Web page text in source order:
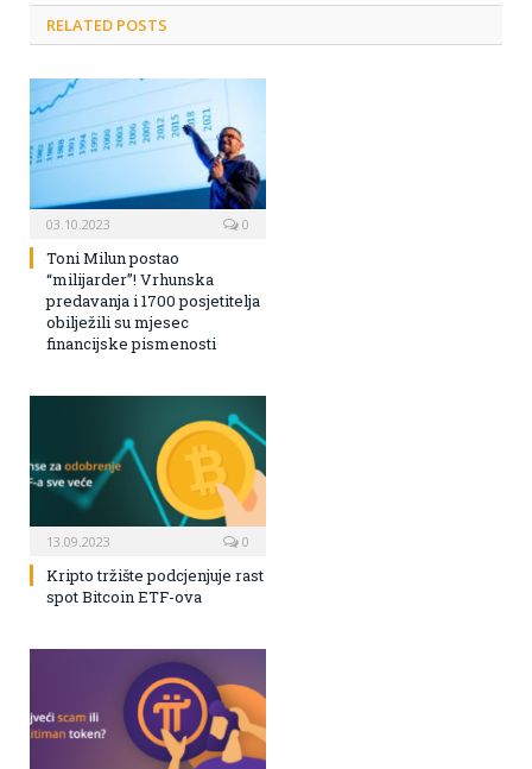
RELATED POSTS
03.10.2023 0
Toni Milun postao
“milijarder”! Vrhunska
predavanja i 1700 posjetitelja
obilježili su mjesec
financijske pismenosti
13.09.2023 0
Kripto tržište podcjenjuje rast
spot Bitcoin ETF-ova